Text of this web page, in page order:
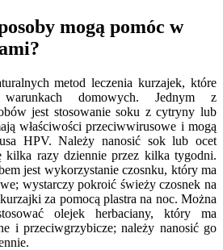
mogą pomóc w
metod leczenia kurzajek, które
domowych. Jednym z
jest stosowanie soku z cytryny lub
właściwości przeciwwirusowe i mogą
HPV. Należy nanosić sok lub ocet
kilka razy dziennie przez kilka tygodni.
jest wykorzystanie czosnku, który ma
wystarczy pokroić świeży czosnek na
za pomocą plastra na noc. Można
olejek herbaciany, który ma
i przeciwgrzybicze; należy nanosić go